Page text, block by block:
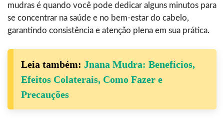
mudras é quando você pode dedicar alguns minutos para
se concentrar na saúde e no bem-estar do cabelo,
garantindo consistência e atenção plena em sua prática.
Leia também: Jnana Mudra: Benefícios,
Efeitos Colaterais, Como Fazer e
Precauções